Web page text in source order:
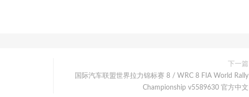
下一篇
国际汽车联盟世界拉力锦标赛 8 / WRC 8 FIA World Rally
Championship v5589630 官方中文